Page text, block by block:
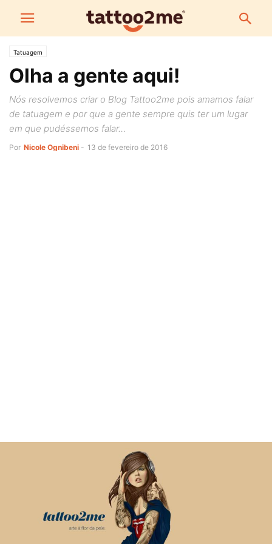
Tatuagem
Olha a gente aqui!
Nós resolvemos criar o Blog Tattoo2me pois amamos falar
de tatuagem e por que a gente sempre quis ter um lugar
em que pudéssemos falar…
Por Nicole Ognibeni - 13 de fevereiro de 2016